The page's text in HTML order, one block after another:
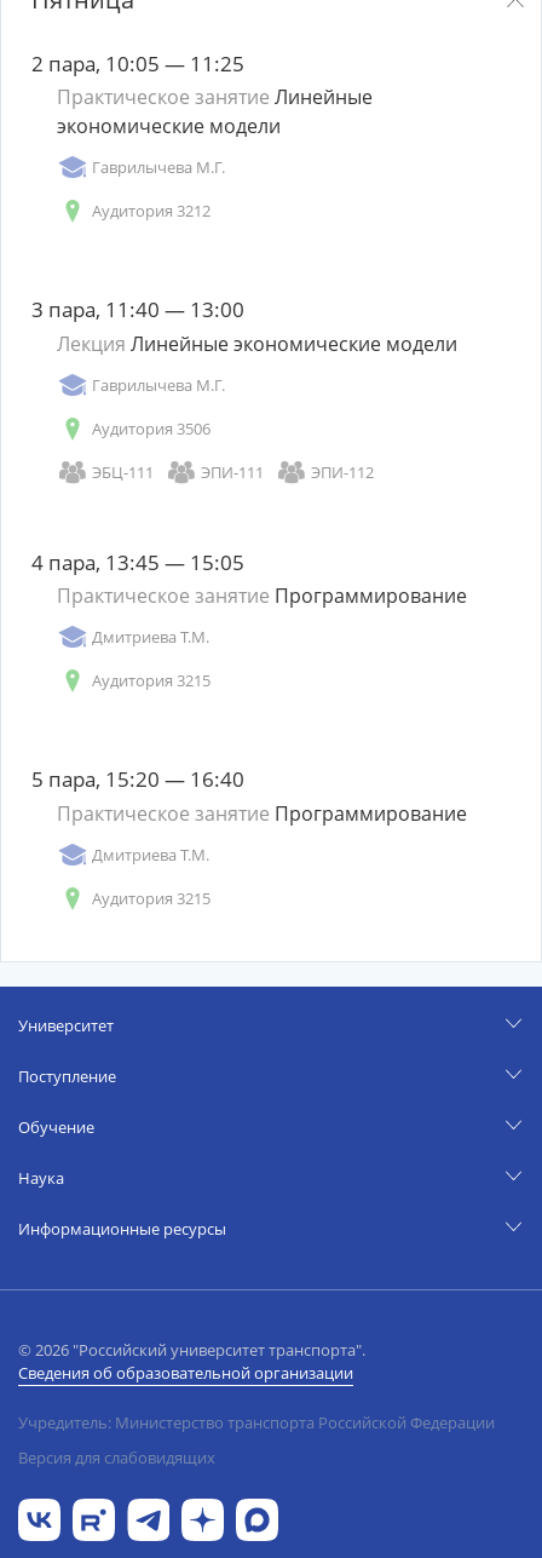
2 пара, 10:05 — 11:25
Практическое занятие Линейные
экономические модели
Гаврилычева М.Г.
Аудитория 3212
3 пара, 11:40 — 13:00
Лекция Линейные экономические модели
Гаврилычева М.Г.
Аудитория 3506
ЭБЦ-111
ЭПИ-111 ЭПИ-112
4 пара, 13:45 — 15:05
Практическое занятие Программирование
Дмитриева Т.М.
Аудитория 3215
5 пара, 15:20 — 16:40
Практическое занятие Программирование
Дмитриева Т.М.
Аудитория 3215
Университет
Поступление
Обучение
Наука
Информационные ресурсы
© 2026 "Российский университет транспорта".
Сведения об образовательной организации
Учредитель: Министерство транспорта Российской Федерации
Версия для слабовидящих